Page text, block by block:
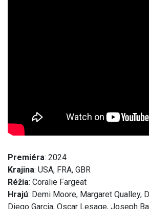
Premiéra: 2024
Krajina: USA, FRA, GBR
Réžia: Coralie Fargeat
Hrajú: Demi Moore, Margaret Qualley,
Diego Garcia, Oscar Lesage, Joseph